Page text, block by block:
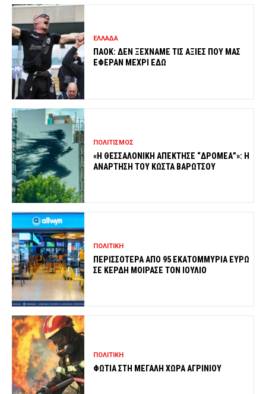
ΕΛΛΑΔΑ
ΠΑΟΚ: ΔΕΝ ΞΕΧΝΑΜΕ ΤΙΣ ΑΞΙΕΣ ΠΟΥ ΜΑΣ
ΕΦΕΡΑΝ ΜΕΧΡΙ ΕΔΩ
ΠΟΛΙΤΙΣΜΟΣ
«Η ΘΕΣΣΑΛΟΝΙΚΗ ΑΠΕΚΤΗΣΕ “ΔΡΟΜΕΑ”»: Η
ΑΝΑΡΤΗΣΗ ΤΟΥ ΚΩΣΤΑ ΒΑΡΩΤΣΟΥ
ΠΟΛΙΤΙΚΗ
ΠΕΡΙΣΣΟΤΕΡΑ ΑΠΟ 95 ΕΚΑΤΟΜΜΥΡΙΑ ΕΥΡΩ
ΣΕ ΚΕΡΔΗ ΜΟΙΡΑΣΕ ΤΟΝ ΙΟΥΛΙΟ
ΠΟΛΙΤΙΚΗ
ΦΩΤΙΑ ΣΤΗ ΜΕΓΑΛΗ ΧΩΡΑ ΑΓΡΙΝΙΟΥ